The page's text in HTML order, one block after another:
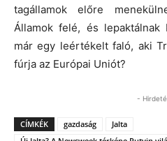
tagállamok előre
Államok felé, és
már egy leértékelt faló, aki
fúrja az Európai Uniót?
-
CÍMKÉK gazdaság
Jalta